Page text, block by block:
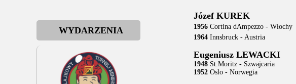
WYDARZENIA
Józef KUREK
1956Cortina dAmpezzo - Włochy
1964Innsbruck - Austria
Eugeniusz LEWACKI
1948St.Moritz - Szwajcaria
1952Oslo - Norwegia